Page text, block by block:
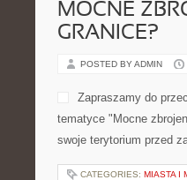
MOCNE
GRANICE?
POSTED BY ADMIN
Zapraszamy do
tematyce "Mocne
swoje terytorium przed
CATEGORIES: MIASTA I